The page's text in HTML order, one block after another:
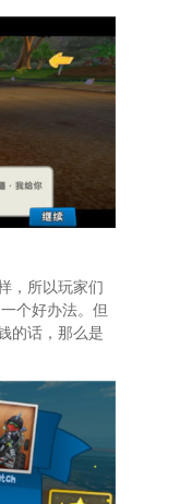
，所以玩家们
个好办法。但
的话，那么是